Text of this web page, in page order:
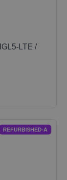
LTE /
REFURBISHED-A